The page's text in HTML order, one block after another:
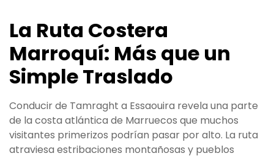
La Ruta Costera
Marroquí: Más que un
Simple Traslado
Conducir de Tamraght a Essaouira revela una parte
de la costa atlántica de Marruecos que muchos
visitantes primerizos podrían pasar por alto. La ruta
atraviesa estribaciones montañosas y pueblos